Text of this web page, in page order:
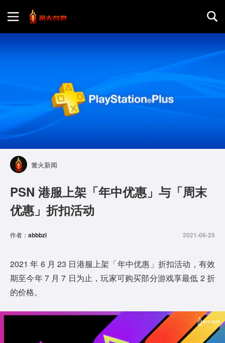
地图攻略
篝火新闻
PSN 港服上架「年中优惠」与「周末
优惠」折扣活动
作者： abbbzi 2021-06-25
2021 年 6 月 23 日港服上架「年中优惠」折扣活动，有效
期至今年 7 月 7 日为止，玩家可购买部分游戏享最低 2 折
的价格。